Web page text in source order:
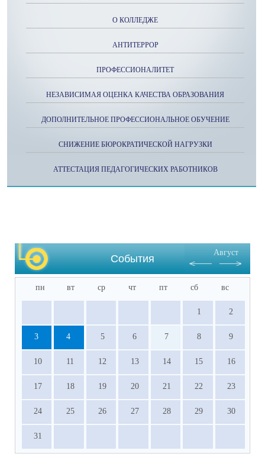
О КОЛЛЕДЖЕ
АНТИТЕРРОР
ПРОФЕССИОНАЛИТЕТ
НЕЗАВИСИМАЯ ОЦЕНКА КАЧЕСТВА ОБРАЗОВАНИЯ
ДОПОЛНИТЕЛЬНОЕ ПРОФЕССИОНАЛЬНОЕ ОБУЧЕНИЕ
СНИЖЕНИЕ БЮРОКРАТИЧЕСКОЙ НАГРУЗКИ
АТТЕСТАЦИЯ ПЕДАГОГИЧЕСКИХ РАБОТНИКОВ
События
Август
пн вт ср чт пт сб вс
1 2
3 4 5 6 7 8 9
10 11 12 13 14 15 16
17 18 19 20 21 22 23
24 25 26 27 28 29 30
31